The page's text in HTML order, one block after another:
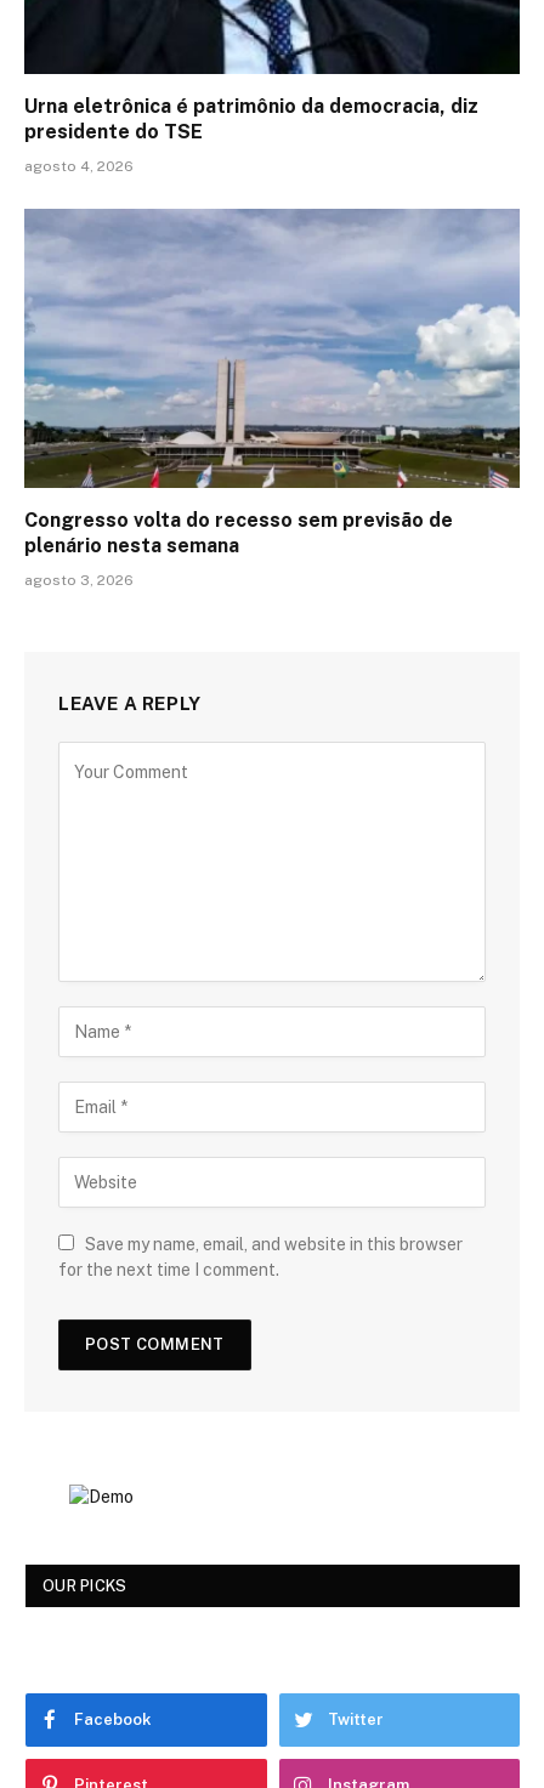
Urna eletrônica é patrimônio da democracia, diz
presidente do TSE
agosto 4, 2026
Congresso volta do recesso sem previsão de
plenário nesta semana
agosto 3, 2026
LEAVE A REPLY
Save my name, email, and website in this browser
for the next time I comment.
OUR PICKS
Facebook Twitter